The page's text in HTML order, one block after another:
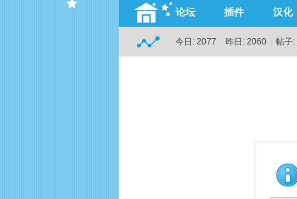
论坛 插件 汉化
今日: 2077 昨日: 2060 帖子: